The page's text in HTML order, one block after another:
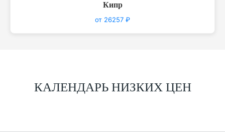
Кипр
от 26257 ₽
КАЛЕНДАРЬ НИЗКИХ ЦЕН